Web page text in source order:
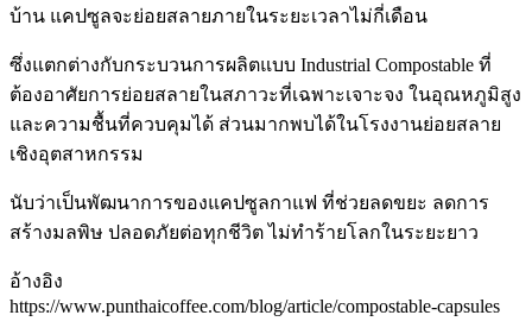
บ้าน แคปซูลจะย่อยสลายภายในระยะเวลาไม่กี่เดือน
ซึ่งแตกต่างกับกระบวนการผลิตแบบ Industrial Compostable ที่
ต้องอาศัยการย่อยสลายในสภาวะที่เฉพาะเจาะจง ในอุณหภูมิสูง
และความชื้นที่ควบคุมได้ ส่วนมากพบได้ในโรงงานย่อยสลาย
เชิงอุตสาหกรรม
นับว่าเป็นพัฒนาการของแคปซูลกาแฟ ที่ช่วยลดขยะ ลดการ
สร้างมลพิษ ปลอดภัยต่อทุกชีวิต ไม่ทำร้ายโลกในระยะยาว
อ้างอิง
https://www.punthaicoffee.com/blog/article/compostable-capsules